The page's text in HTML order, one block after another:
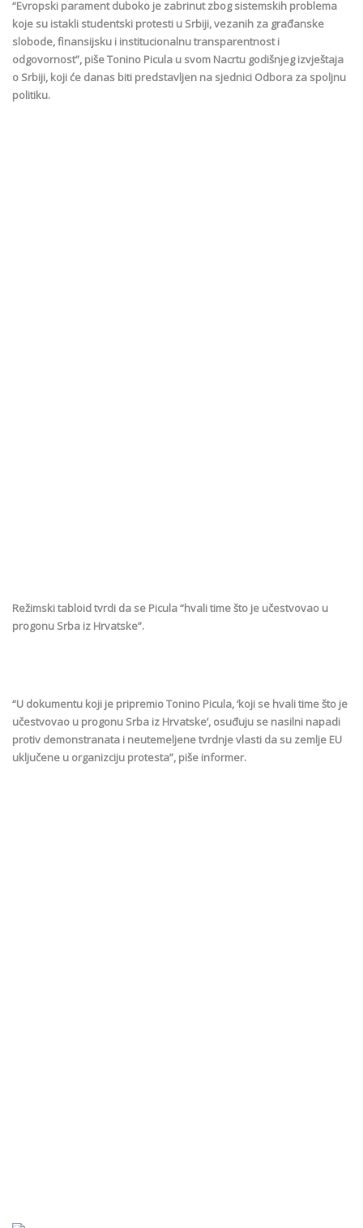
“Evropski parament duboko je zabrinut zbog sistemskih problema
koje su istakli studentski protesti u Srbiji, vezanih za građanske
slobode, finansijsku i institucionalnu transparentnost i
odgovornost”, piše Tonino Picula u svom Nacrtu godišnjeg izvještaja
o Srbiji, koji će danas biti predstavljen na sjednici Odbora za spoljnu
politiku.
Režimski tabloid tvrdi da se Picula “hvali time što je učestvovao u
progonu Srba iz Hrvatske”.
“U dokumentu koji je pripremio Tonino Picula, ‘koji se hvali time što je
učestvovao u progonu Srba iz Hrvatske’, osuđuju se nasilni napadi
protiv demonstranata i neutemeljene tvrdnje vlasti da su zemlje EU
uključene u organizciju protesta”, piše informer.